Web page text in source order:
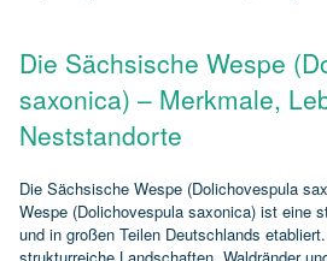
Die Sächsische Wespe
saxonica) – Merkmale,
Neststandorte
Die Sächsische Wespe (Dolichovespula
Wespe (Dolichovespula saxonica) ist eine
und in großen Teilen Deutschlands
strukturreiche Landschaften, Waldränder